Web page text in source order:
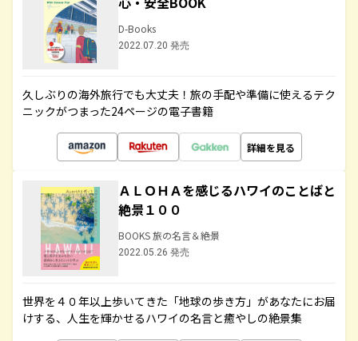
D-Books
2022.07.20 発売
久しぶりの海外旅行でも大丈夫！旅の手配や準備に使えるテク
ニックがつまった24ページの電子書籍
詳細を見る
ＡＬＯＨＡを感じるハワイのことばと
絶景１００
BOOKS 旅の名言＆絶景
2022.05.26 発売
世界を４０年以上歩いてきた「地球の歩き方」があなたにお届
けする、人生を輝かせるハワイの名言と癒やしの絶景集